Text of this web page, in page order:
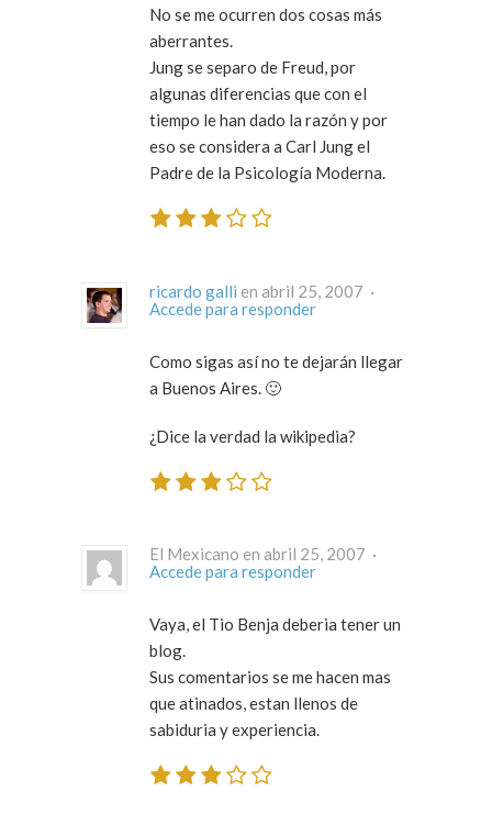
No se me ocurren dos cosas más
aberrantes.
Jung se separo de Freud, por
algunas diferencias que con el
tiempo le han dado la razón y por
eso se considera a Carl Jung el
Padre de la Psicología Moderna.
ricardo galli
en abril 25, 2007 ·
Accede para responder
Como sigas así no te dejarán llegar
a Buenos Aires. 🙂
¿Dice la verdad la wikipedia?
El Mexicano en abril 25, 2007 ·
Accede para responder
Vaya, el Tio Benja deberia tener un
blog.
Sus comentarios se me hacen mas
que atinados, estan llenos de
sabiduria y experiencia.